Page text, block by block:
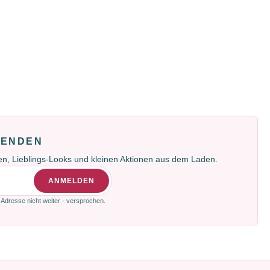
Lieblings-Looks und kleinen Aktionen aus dem Laden.
ANMELDEN
nicht weiter - versprochen.